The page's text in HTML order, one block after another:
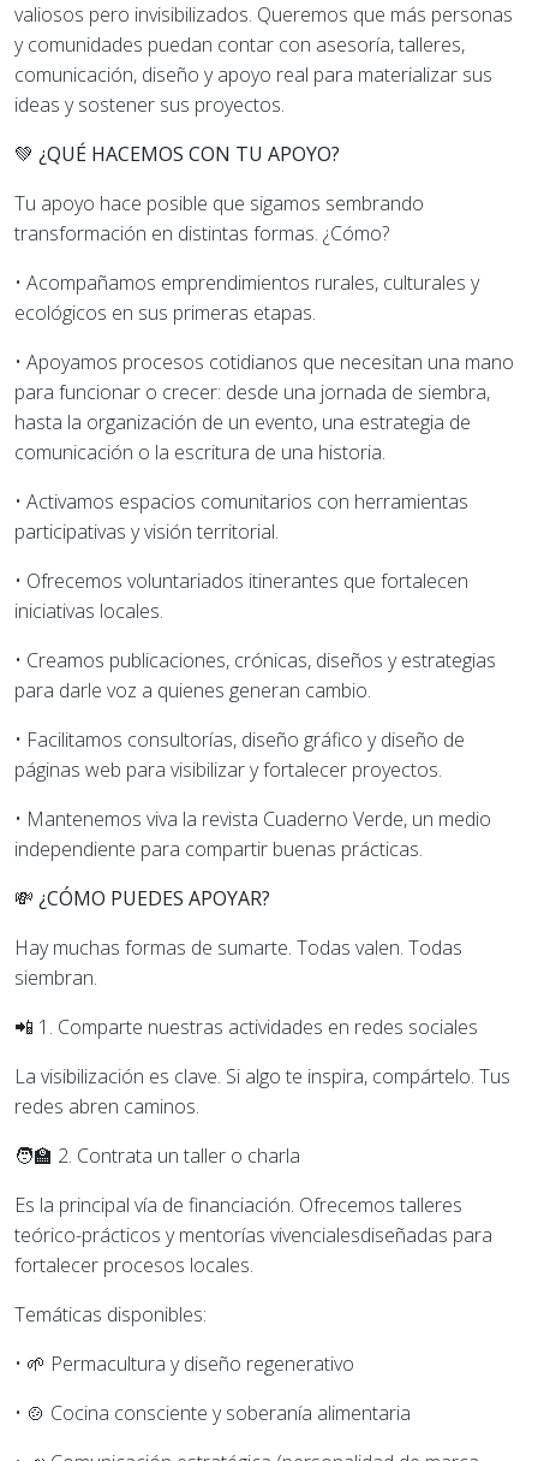
valiosos pero invisibilizados. Queremos que más personas
y comunidades puedan contar con asesoría, talleres,
comunicación, diseño y apoyo real para materializar sus
ideas y sostener sus proyectos.
💚 ¿QUÉ HACEMOS CON TU APOYO?
Tu apoyo hace posible que sigamos sembrando
transformación en distintas formas. ¿Cómo?
• Acompañamos emprendimientos rurales, culturales y
ecológicos en sus primeras etapas.
• Apoyamos procesos cotidianos que necesitan una mano
para funcionar o crecer: desde una jornada de siembra,
hasta la organización de un evento, una estrategia de
comunicación o la escritura de una historia.
• Activamos espacios comunitarios con herramientas
participativas y visión territorial.
• Ofrecemos voluntariados itinerantes que fortalecen
iniciativas locales.
• Creamos publicaciones, crónicas, diseños y estrategias
para darle voz a quienes generan cambio.
• Facilitamos consultorías, diseño gráfico y diseño de
páginas web para visibilizar y fortalecer proyectos.
• Mantenemos viva la revista Cuaderno Verde, un medio
independiente para compartir buenas prácticas.
💸 ¿CÓMO PUEDES APOYAR?
Hay muchas formas de sumarte. Todas valen. Todas
siembran.
📲 1. Comparte nuestras actividades en redes sociales
La visibilización es clave. Si algo te inspira, compártelo. Tus
redes abren caminos.
🧑‍🏫 2. Contrata un taller o charla
Es la principal vía de financiación. Ofrecemos talleres
teórico-prácticos y mentorías vivencialesdiseñadas para
fortalecer procesos locales.
Temáticas disponibles:
• 🌱 Permacultura y diseño regenerativo
• 🍲 Cocina consciente y soberanía alimentaria